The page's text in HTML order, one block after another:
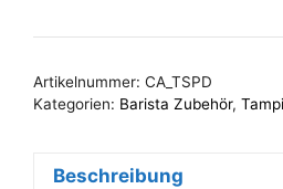
Menge
Artikelnummer: CA_TSPD
Kategorien: Barista Zubehör,
Beschreibung